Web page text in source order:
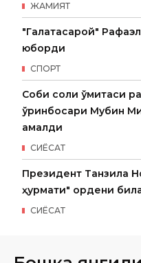
ЖАМИЯТ
"Галатасарой"
юборди
СПОРТ
Собиқ солиқ қўмитаси
ўринбосари Мубин
қамалди
СИËСАТ
Президент Танзила
ҳурмати" ордени
СИËСАТ